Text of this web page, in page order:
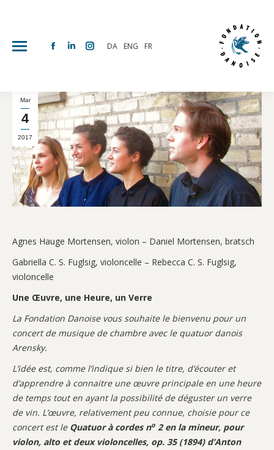
Facebook
in
new
window
Linkedin
in
new
window
Instagram
in
new
window
DA ENG FR
Mar
4
2017
Agnes Hauge Mortensen, violon – Daniel Mortensen, bratsch
Gabriella C. S. Fuglsig, violoncelle – Rebecca C. S. Fuglsig,
violoncelle
Une Œuvre, une Heure, un Verre
La Fondation Danoise vous souhaite le bienvenu pour un
concert de musique de chambre avec le quatuor danois
Arensky.
L’idée est, comme l’indique si bien le titre, d’écouter et
d’apprendre à connaitre une œuvre principale en une heure
de temps tout en ayant la possibilité de déguster un verre
de vin. L’œuvre, relativement peu connue, choisie pour ce
concert est le Quatuor à cordes no 2 en la mineur, pour
violon, alto et deux violoncelles, op. 35 (1894) d’Anton